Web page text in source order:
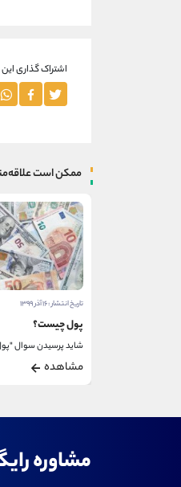
اشتراک گذاری
ممکن است
تاریخ انتشار : ۱۶ آذر ۱۳۹۹
پول چیست؟
مشاهده
مشاوره